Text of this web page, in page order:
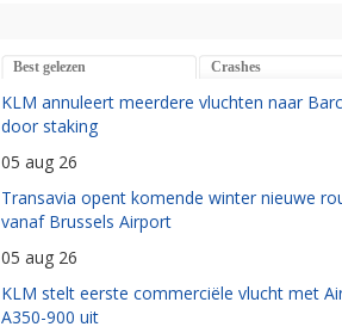
Best gelezen Crashes
KLM annuleert meerdere vluchten naar
door staking
05 aug 26
Transavia opent komende winter nieuwe
vanaf Brussels Airport
05 aug 26
KLM stelt eerste commerciële vlucht met
A350-900 uit